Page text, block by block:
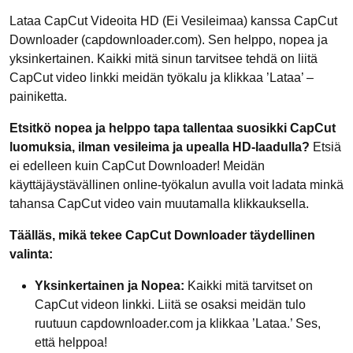
Lataa CapCut Videoita HD (Ei Vesileimaa) kanssa CapCut
Downloader (capdownloader.com). Sen helppo, nopea ja
yksinkertainen. Kaikki mitä sinun tarvitsee tehdä on liitä
CapCut video linkki meidän työkalu ja klikkaa ’Lataa’ –
painiketta.
Etsitkö nopea ja helppo tapa tallentaa suosikki CapCut
luomuksia, ilman vesileima ja upealla HD-laadulla? Etsiä
ei edelleen kuin CapCut Downloader! Meidän
käyttäjäystävällinen online-työkalun avulla voit ladata minkä
tahansa CapCut video vain muutamalla klikkauksella.
Täälläs, mikä tekee CapCut Downloader täydellinen
valinta:
Yksinkertainen ja Nopea: Kaikki mitä tarvitset on
CapCut videon linkki. Liitä se osaksi meidän tulo
ruutuun capdownloader.com ja klikkaa ’Lataa.’ Ses,
että helppoa!